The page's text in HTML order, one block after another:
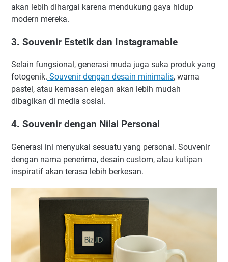
akan lebih dihargai karena mendukung gaya hidup
modern mereka.
3. Souvenir Estetik dan Instagramable
Selain fungsional, generasi muda juga suka produk yang
fotogenik. Souvenir dengan desain minimalis, warna
pastel, atau kemasan elegan akan lebih mudah
dibagikan di media sosial.
4. Souvenir dengan Nilai Personal
Generasi ini menyukai sesuatu yang personal. Souvenir
dengan nama penerima, desain custom, atau kutipan
inspiratif akan terasa lebih berkesan.